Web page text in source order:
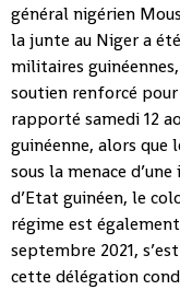
général nigérien
la junte au Niger a
militaires
soutien renforcé
rapporté samedi 12
guinéenne, alors que
sous la menace
d’Etat guinéen, le
régime est
septembre 2021,
cette délégation